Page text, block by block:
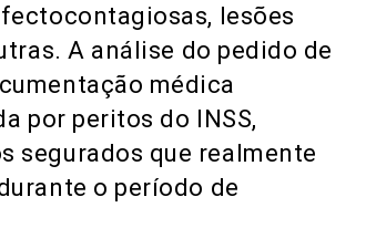
lesões
A análise do pedido de
médica
por peritos do INSS,
segurados que realmente
o período de